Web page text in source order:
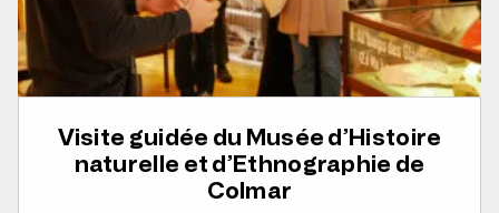
Visite guidée du Musée d’Histoire
naturelle et d’Ethnographie de
Colmar